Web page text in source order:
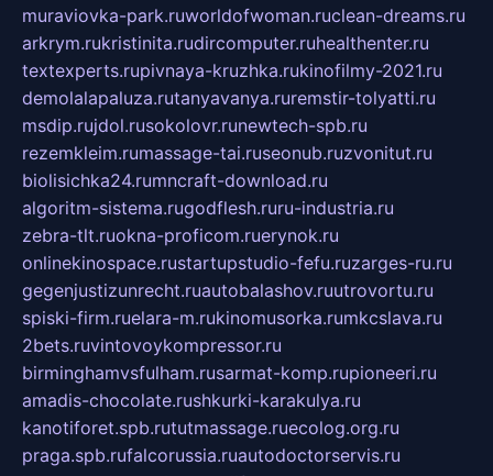
muraviovka-park.ruworldofwoman.ruclean-dreams.ru
arkrym.rukristinita.rudircomputer.ruhealthenter.ru
textexperts.rupivnaya-kruzhka.rukinofilmy-2021.ru
demolalapaluza.rutanyavanya.ruremstir-tolyatti.ru
msdip.rujdol.rusokolovr.runewtech-spb.ru
rezemkleim.rumassage-tai.ruseonub.ruzvonitut.ru
biolisichka24.rumncraft-download.ru
algoritm-sistema.rugodflesh.ruru-industria.ru
zebra-tlt.ruokna-proficom.ruerynok.ru
onlinekinospace.rustartupstudio-fefu.ruzarges-ru.ru
gegenjustizunrecht.ruautobalashov.ruutrovortu.ru
spiski-firm.ruelara-m.rukinomusorka.rumkcslava.ru
2bets.ruvintovoykompressor.ru
birminghamvsfulham.rusarmat-komp.rupioneeri.ru
amadis-chocolate.rushkurki-karakulya.ru
kanotiforet.spb.rututmassage.ruecolog.org.ru
praga.spb.rufalcorussia.ruautodoctorservis.ru